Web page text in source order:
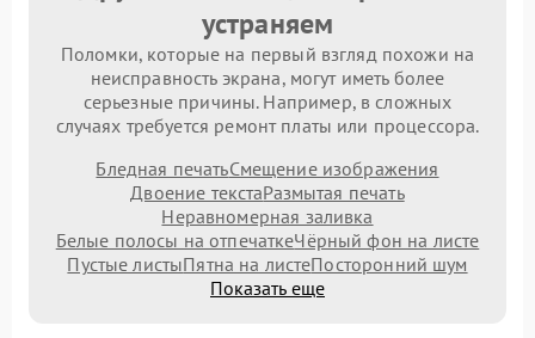
устраняем
Поломки, которые на первый взгляд похожи на
неисправность экрана, могут иметь более
серьезные причины. Например, в сложных
случаях требуется ремонт платы или процессора.
Бледная печатьСмещение изображения
Двоение текстаРазмытая печать
Неравномерная заливка
Белые полосы на отпечаткеЧёрный фон на листе
Пустые листыПятна на листеПосторонний шум
Показать еще